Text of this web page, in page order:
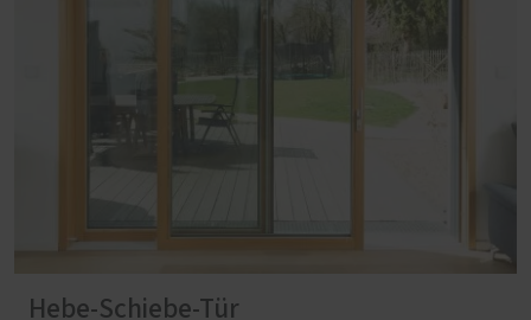
Hebe-Schiebe-Tür